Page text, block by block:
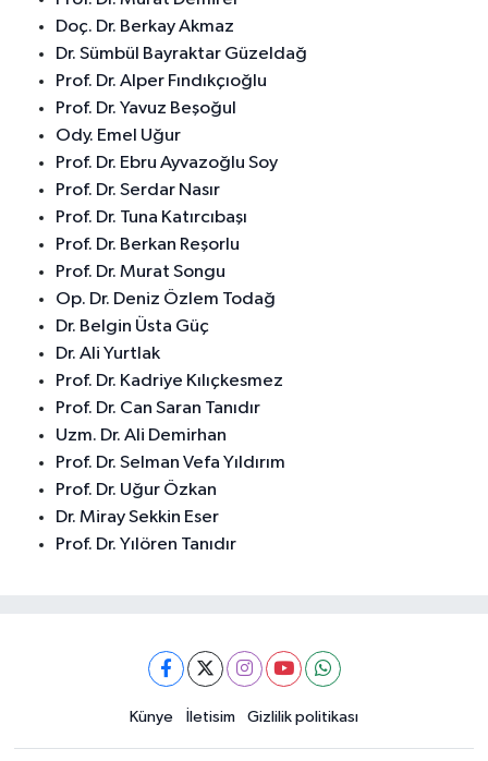
Doç. Dr. Berkay Akmaz
Dr. Sümbül Bayraktar Güzeldağ
Prof. Dr. Alper Fındıkçıoğlu
Prof. Dr. Yavuz Beşoğul
Ody. Emel Uğur
Prof. Dr. Ebru Ayvazoğlu Soy
Prof. Dr. Serdar Nasır
Prof. Dr. Tuna Katırcıbaşı
Prof. Dr. Berkan Reşorlu
Prof. Dr. Murat Songu
Op. Dr. Deniz Özlem Todağ
Dr. Belgin Üsta Güç
Dr. Ali Yurtlak
Prof. Dr. Kadriye Kılıçkesmez
Prof. Dr. Can Saran Tanıdır
Uzm. Dr. Ali Demirhan
Prof. Dr. Selman Vefa Yıldırım
Prof. Dr. Uğur Özkan
Dr. Miray Sekkin Eser
Prof. Dr. Yılören Tanıdır
Künye İletisim Gizlilik politikası